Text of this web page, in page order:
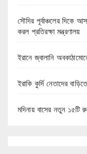
সৌদির পূর্বাঞ্চলের দিকে
করল প্রতিরক্ষা মন্ত্রণালয়
ইরানে জ্বালানি
ইরাকি কুর্দি নেতাদের
মদিনায় বাসের নতুন ১৫টি